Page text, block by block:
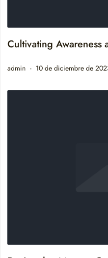
Cultivating Awareness
admin 10 de diciembre de